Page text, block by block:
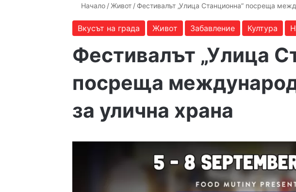
Начало / Живот / Фестивалът „Улица Станционна” посреща
Вкусът на града Живот Забавление Култура
Фестивалът „Улица
посреща
за улична храна